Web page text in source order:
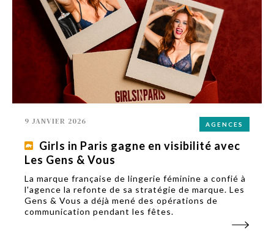
AGENCES
9 JANVIER 2026
Girls in Paris gagne en visibilité avec
Les Gens & Vous
La marque française de lingerie féminine a confié à
l'agence la refonte de sa stratégie de marque. Les
Gens & Vous a déjà mené des opérations de
communication pendant les fêtes.